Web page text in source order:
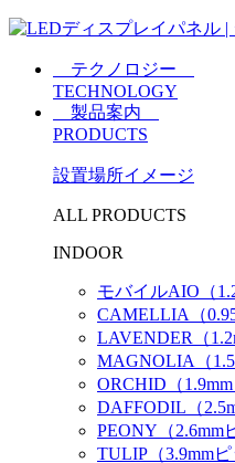
テクノロジー
TECHNOLOGY
製品案内
PRODUCTS
設置場所イメージ
ALL PRODUCTS
INDOOR
モバイルAIO（
CAMELLIA（
LAVENDER（
MAGNOLIA（
ORCHID（1.9mm
DAFFODIL（
PEONY（2.6mm
TULIP（3.9mmピ